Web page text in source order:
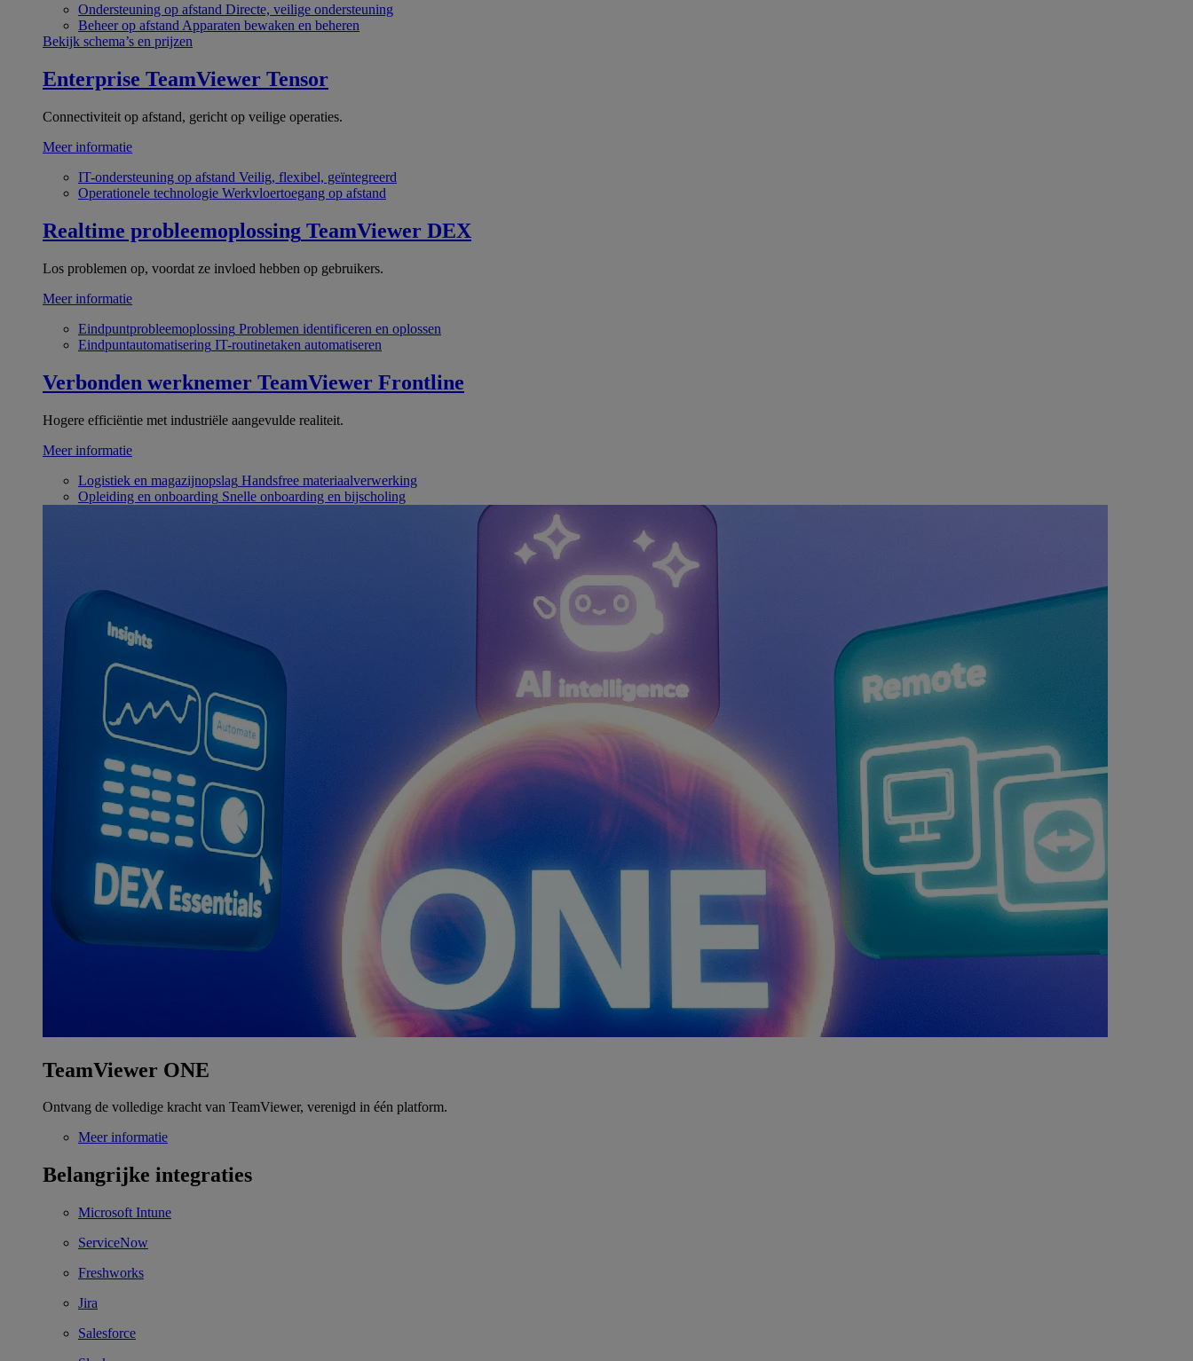
Ondersteuning op afstand Directe, veilige ondersteuning
Beheer op afstand Apparaten bewaken en beheren
Bekijk schema’s en prijzen
Enterprise TeamViewer Tensor
Connectiviteit op afstand, gericht op veilige operaties.
Meer informatie
IT-ondersteuning op afstand Veilig, flexibel, geïntegreerd
Operationele technologie Werkvloertoegang op afstand
Realtime probleemoplossing TeamViewer DEX
Los problemen op, voordat ze invloed hebben op gebruikers.
Meer informatie
Eindpuntprobleemoplossing Problemen identificeren en oplossen
Eindpuntautomatisering IT-routinetaken automatiseren
Verbonden werknemer TeamViewer Frontline
Hogere efficiëntie met industriële aangevulde realiteit.
Meer informatie
Logistiek en magazijnopslag Handsfree materiaalverwerking
Opleiding en onboarding Snelle onboarding en bijscholing
TeamViewer ONE
Ontvang de volledige kracht van TeamViewer, verenigd in één platform.
Meer informatie
Belangrijke integraties
Microsoft Intune
ServiceNow
Freshworks
Jira
Salesforce